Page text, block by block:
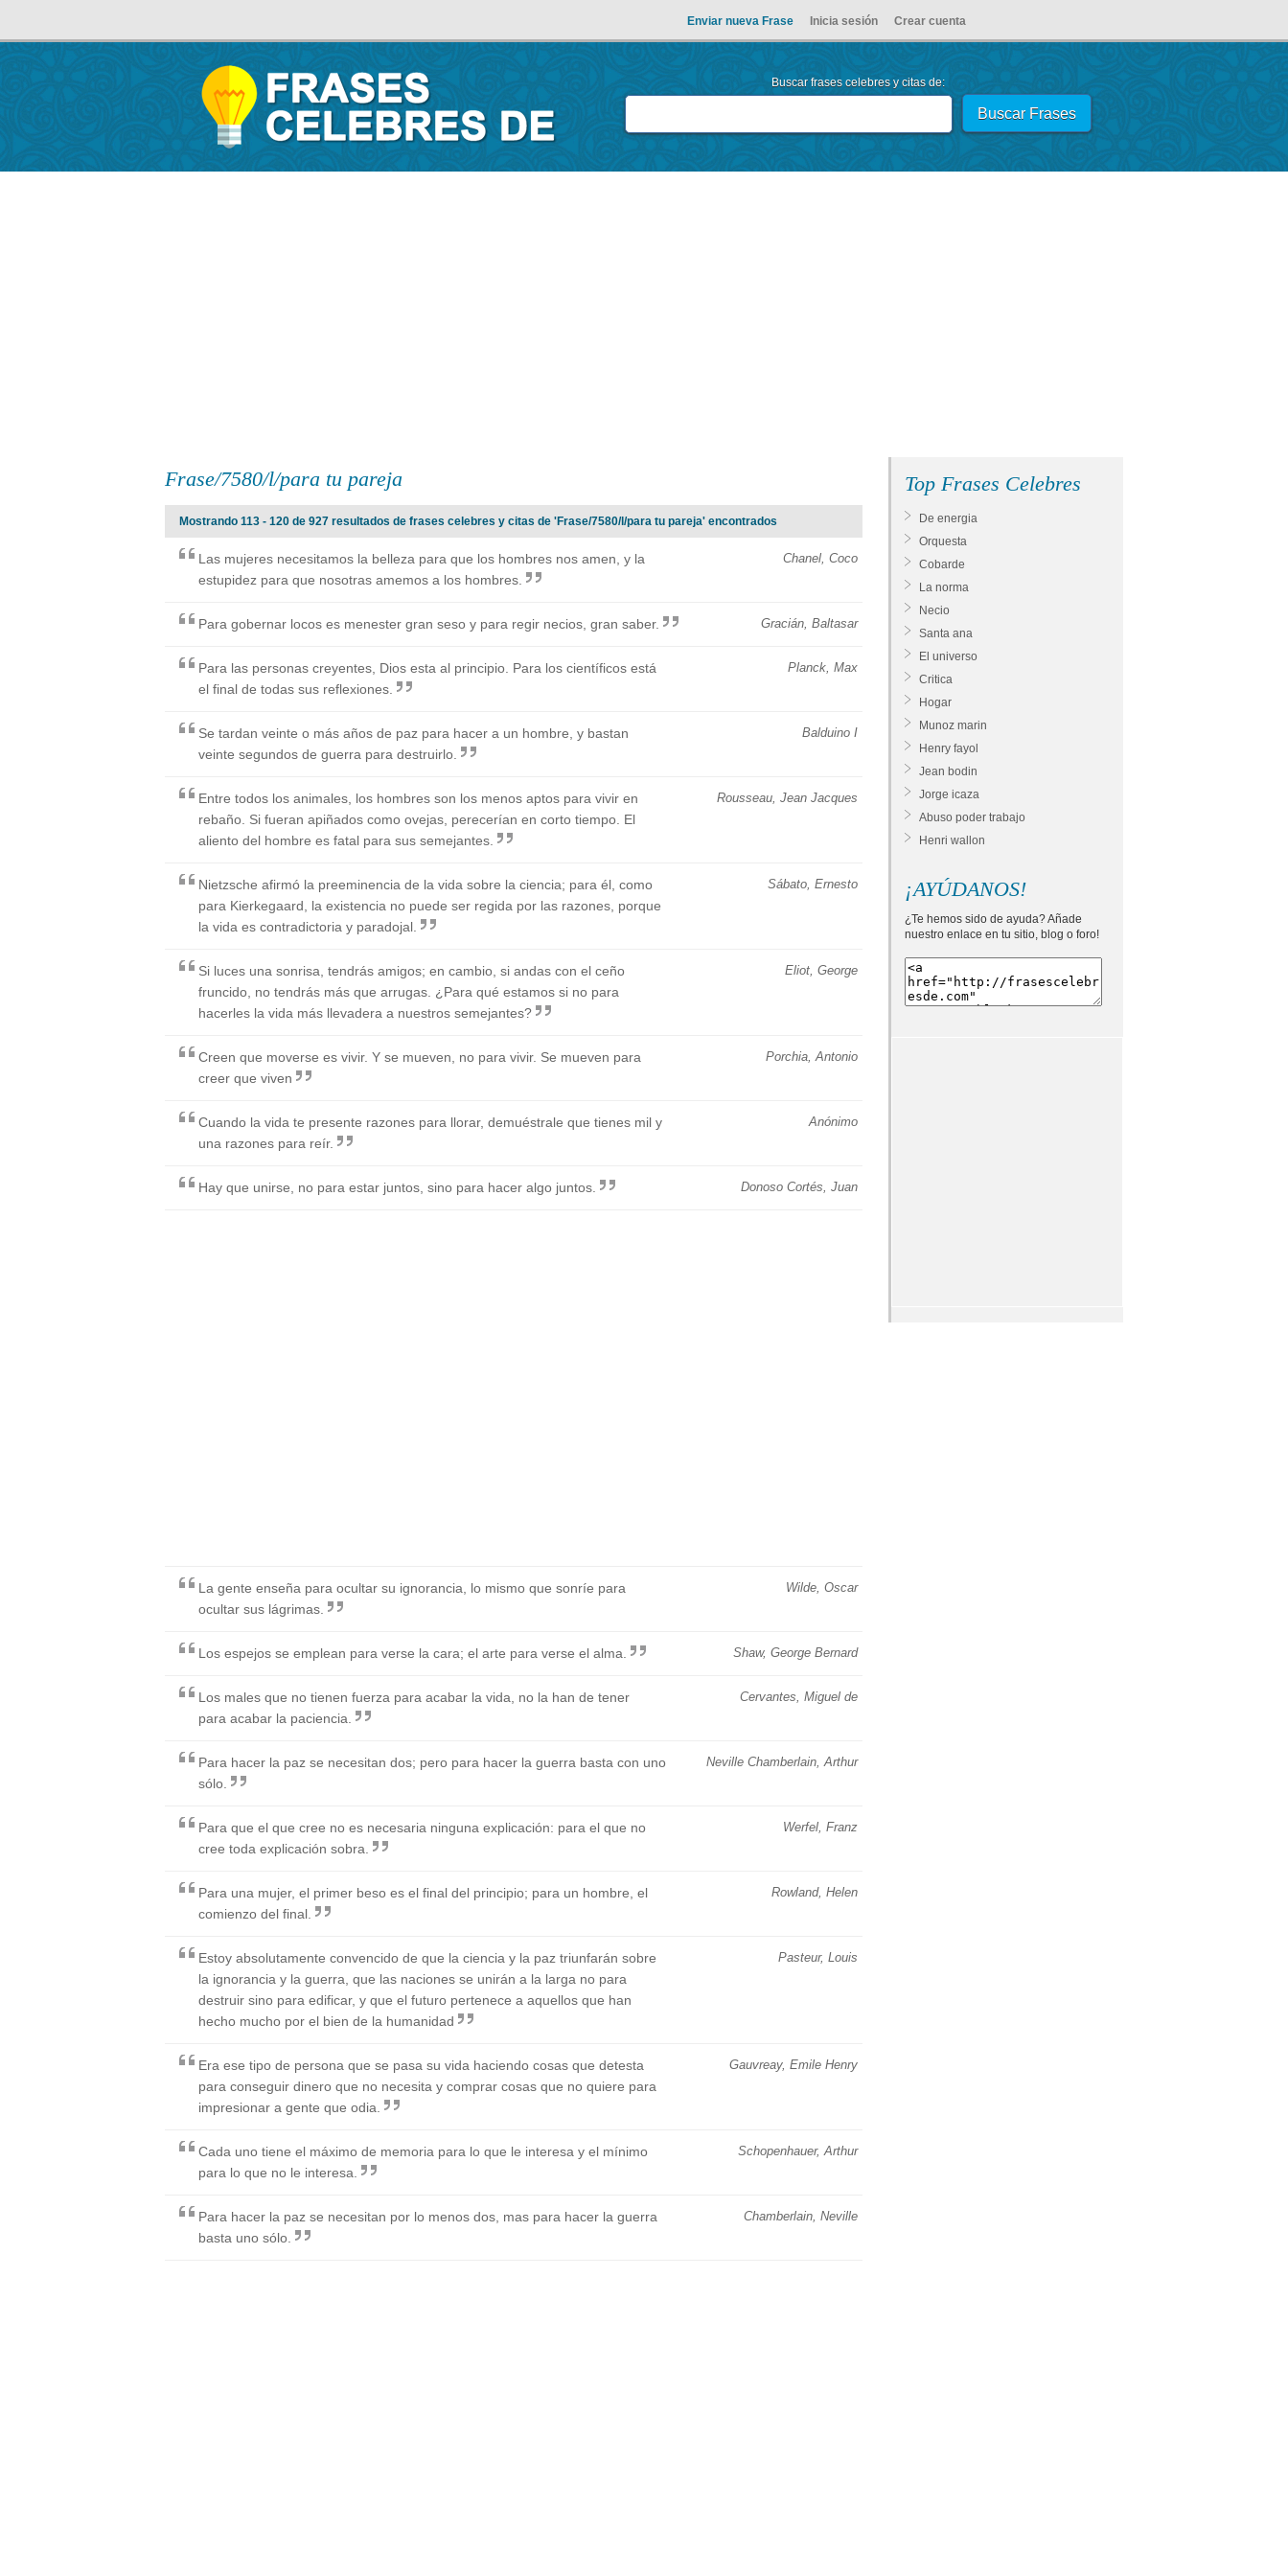
Enviar nueva Frase Inicia sesión Crear cuenta
Buscar frases celebres y citas de:
Frase/7580/l/para tu pareja
Mostrando 113 - 120 de 927 resultados de frases celebres y citas de 'Frase/7580/l/para tu pareja' encontrados
Chanel, Coco
Las mujeres necesitamos la belleza para que los hombres nos amen, y la
estupidez para que nosotras amemos a los hombres.
Gracián, Baltasar
Para gobernar locos es menester gran seso y para regir necios, gran saber.
Planck, Max
Para las personas creyentes, Dios esta al principio. Para los científicos está
el final de todas sus reflexiones.
Balduino I
Se tardan veinte o más años de paz para hacer a un hombre, y bastan
veinte segundos de guerra para destruirlo.
Rousseau, Jean Jacques
Entre todos los animales, los hombres son los menos aptos para vivir en
rebaño. Si fueran apiñados como ovejas, perecerían en corto tiempo. El
aliento del hombre es fatal para sus semejantes.
Sábato, Ernesto
Nietzsche afirmó la preeminencia de la vida sobre la ciencia; para él, como
para Kierkegaard, la existencia no puede ser regida por las razones, porque
la vida es contradictoria y paradojal.
Eliot, George
Si luces una sonrisa, tendrás amigos; en cambio, si andas con el ceño
fruncido, no tendrás más que arrugas. ¿Para qué estamos si no para
hacerles la vida más llevadera a nuestros semejantes?
Porchia, Antonio
Creen que moverse es vivir. Y se mueven, no para vivir. Se mueven para
creer que viven
Anónimo
Cuando la vida te presente razones para llorar, demuéstrale que tienes mil y
una razones para reír.
Donoso Cortés, Juan
Hay que unirse, no para estar juntos, sino para hacer algo juntos.
Wilde, Oscar
La gente enseña para ocultar su ignorancia, lo mismo que sonríe para
ocultar sus lágrimas.
Shaw, George Bernard
Los espejos se emplean para verse la cara; el arte para verse el alma.
Cervantes, Miguel de
Los males que no tienen fuerza para acabar la vida, no la han de tener
para acabar la paciencia.
Neville Chamberlain, Arthur
Para hacer la paz se necesitan dos; pero para hacer la guerra basta con uno
sólo.
Werfel, Franz
Para que el que cree no es necesaria ninguna explicación: para el que no
cree toda explicación sobra.
Rowland, Helen
Para una mujer, el primer beso es el final del principio; para un hombre, el
comienzo del final.
Pasteur, Louis
Estoy absolutamente convencido de que la ciencia y la paz triunfarán sobre
la ignorancia y la guerra, que las naciones se unirán a la larga no para
destruir sino para edificar, y que el futuro pertenece a aquellos que han
hecho mucho por el bien de la humanidad
Gauvreay, Emile Henry
Era ese tipo de persona que se pasa su vida haciendo cosas que detesta
para conseguir dinero que no necesita y comprar cosas que no quiere para
impresionar a gente que odia.
Schopenhauer, Arthur
Cada uno tiene el máximo de memoria para lo que le interesa y el mínimo
para lo que no le interesa.
Chamberlain, Neville
Para hacer la paz se necesitan por lo menos dos, mas para hacer la guerra
basta uno sólo.
Top Frases Celebres
De energia
Orquesta
Cobarde
La norma
Necio
Santa ana
El universo
Critica
Hogar
Munoz marin
Henry fayol
Jean bodin
Jorge icaza
Abuso poder trabajo
Henri wallon
¡AYÚDANOS!
¿Te hemos sido de ayuda? Añade
nuestro enlace en tu sitio, blog o foro!